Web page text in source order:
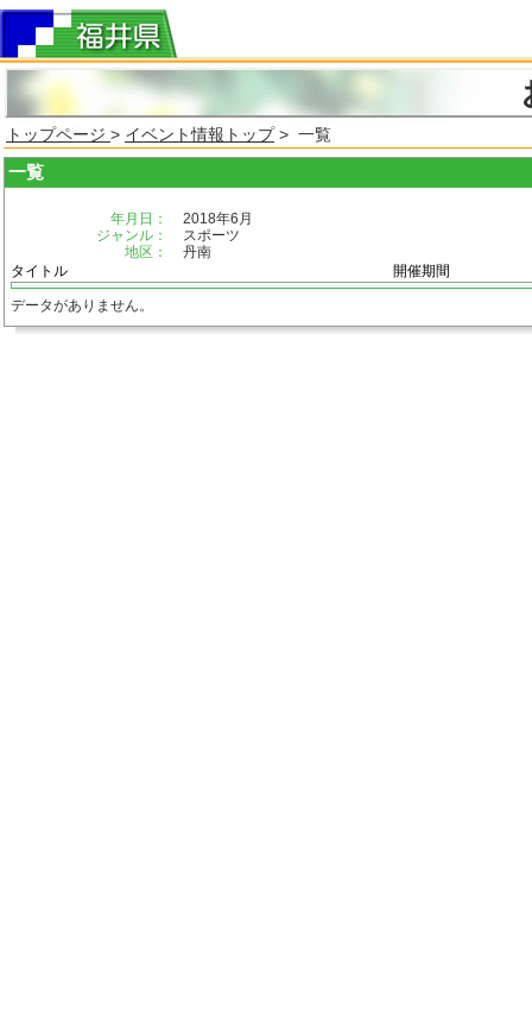
トップページ > イベント情報トップ> 一覧
一覧
年月日：
2018年6月
ジャンル：
スポーツ
地区：
丹南
タイトル
開催期間
データがありません。